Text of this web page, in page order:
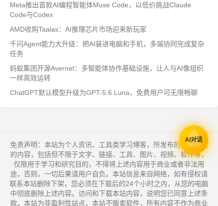
Meta推出首款AI编程智能体Muse Code，以低价挑战Claude
Code与Codex
AMD收购Taalas：AI推理芯片市场迎来新玩家
千问Agent能力大升级：把AI装进电脑和手机，多端协同完成复杂
任务
蚂蚁集团开源Avernet：多智能体协作基础设施，让人与AI像组织
一样高效运转
ChatGPT默认模型升级为GPT-5.6 Luna，免费用户可无限畅聊
免责声明：本站为个人资讯、工具类学习博客，所发布的一切形式
的内容，包括但不限于文字、链接、工具、图片、视频、软件等，
仅限用于学习和研究目的，不得将上述内容用于商业或者非法用
途，否则，一切后果请用户自负。本站信息来自网络，如有侵权请
联系本站删除下架，您必须在下载后的24个小时之内，从您的电脑
中彻底删除上述内容。访问和下载本站内容，说明您已同意上述条
款。本站为非盈利性站点，本站不贩卖软件，所有内容不作为商业
AI对话